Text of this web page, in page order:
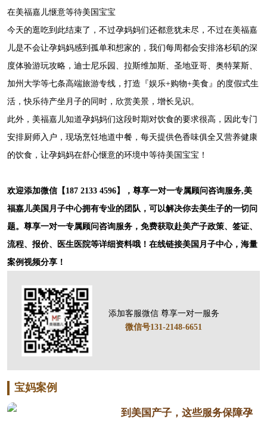
在美福嘉儿惬意等待美国宝宝
今天的逛吃到此结束了，不过孕妈妈们还都意犹未尽，不过在美福嘉
儿是不会让孕妈妈感到孤单和想家的，我们每周都会安排洛杉矶的深
度体验游玩攻略，迪士尼乐园、拉斯维加斯、圣地亚哥、奥特莱斯、
加州大学等七条高端旅游专线，打造『娱乐+购物+美食』的度假式生
活，快乐待产坐月子的同时，欣赏美景，增长见识。
此外，美福嘉儿知道孕妈妈们这段时期对饮食的要求很高，因此专门
安排厨师入户，现场烹饪地道中餐，每天提供色香味俱全又营养健康
的饮食，让孕妈妈在舒心惬意的环境中等待美国宝宝！
欢迎添加微信【187 2133 4596】，尊享一对一专属顾问咨询服务,美
福嘉儿美国月子中心拥有专业的团队，可以解决你去美生子的一切问
题。尊享一对一专属顾问咨询服务，免费获取赴美产子政策、签证、
流程、报价、医生医院等详细资料哦！在线链接美国月子中心，海量
案例视频分享！
添加客服微信 尊享一对一服务
微信号131-2148-6651
宝妈案例
到美国产子，这些服务保障孕